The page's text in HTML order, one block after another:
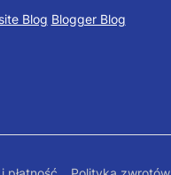
Blog Blogger Blog